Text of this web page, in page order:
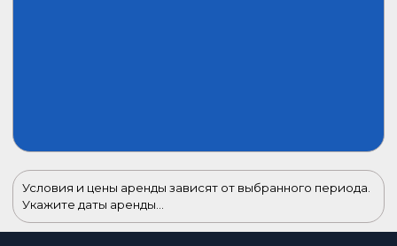
Условия и цены аренды зависят от выбранного периода.
Укажите даты аренды...